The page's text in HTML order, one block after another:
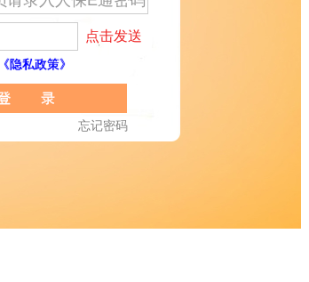
点击发送
《隐私政策》
忘记密码